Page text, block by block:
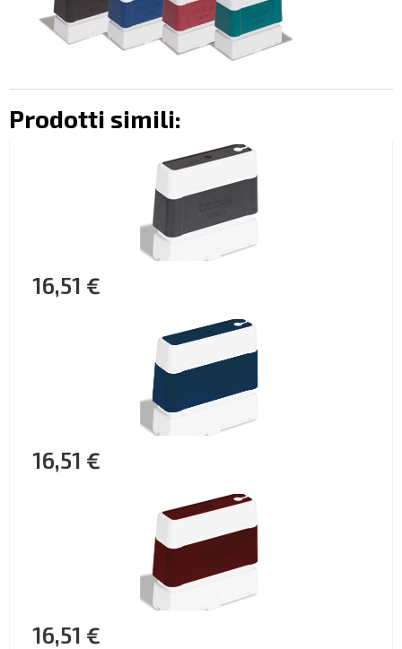
Prodotti simili:
16,51 €
16,51 €
16,51 €